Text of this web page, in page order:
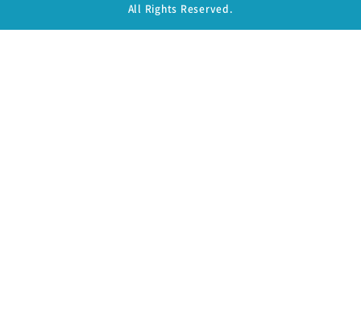
All Rights Reserved.